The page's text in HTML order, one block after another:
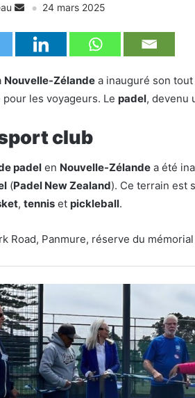
24 mars 2025
Nouvelle-Zélande a inauguré son
les voyageurs. Le padel, devenu
club
padel en Nouvelle-Zélande a été
(Padel New Zealand). Ce terrain est
, tennis et pickleball.
Road, Panmure, réserve du